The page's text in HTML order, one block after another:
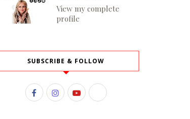
View my complete
profile
SUBSCRIBE & FOLLOW